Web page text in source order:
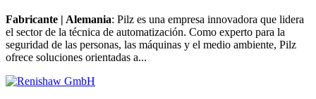
Fabricante | Alemania: Pilz es una empresa innovadora que lidera
el sector de la técnica de automatización. Como experto para la
seguridad de las personas, las máquinas y el medio ambiente, Pilz
ofrece soluciones orientadas a...